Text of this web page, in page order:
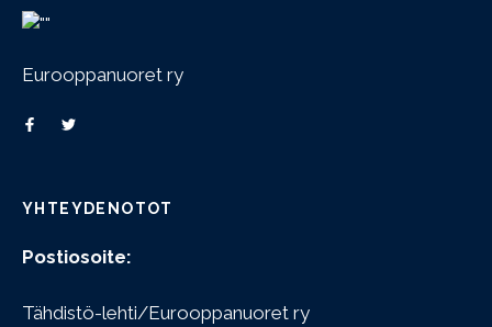
Eurooppanuoret ry
YHTEYDENOTOT
Postiosoite:
Tähdistö-lehti/Eurooppanuoret ry